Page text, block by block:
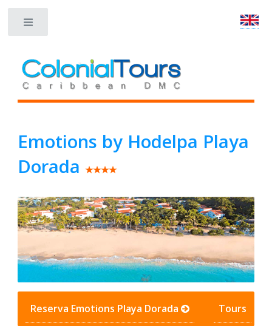
Emotions by Hodelpa Playa
Dorada★★★★
Reserva Emotions Playa Dorada Tours